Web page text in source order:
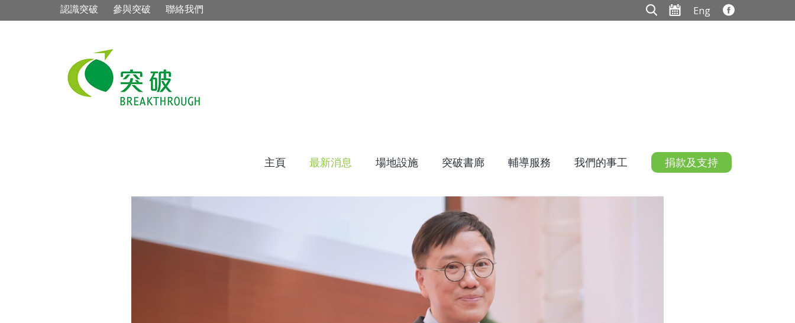
認識突破 參與突破 聯絡我們 Eng
主頁 最新消息 場地設施 突破書廊 輔導服務 我們的事工 捐款及支持